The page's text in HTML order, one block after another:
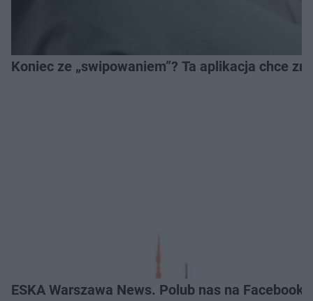
Koniec ze „swipowaniem”? Ta aplikacja chce
ESKA Warszawa News. Polub nas na